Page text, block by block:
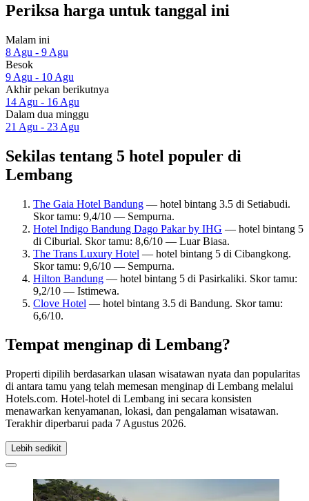
Periksa harga untuk tanggal ini
Malam ini
8 Agu - 9 Agu
Besok
9 Agu - 10 Agu
Akhir pekan berikutnya
14 Agu - 16 Agu
Dalam dua minggu
21 Agu - 23 Agu
Sekilas tentang 5 hotel populer di
Lembang
The Gaia Hotel Bandung — hotel bintang 3.5 di Setiabudi.
Skor tamu: 9,4/10 — Sempurna.
Hotel Indigo Bandung Dago Pakar by IHG — hotel bintang 5
di Ciburial. Skor tamu: 8,6/10 — Luar Biasa.
The Trans Luxury Hotel — hotel bintang 5 di Cibangkong.
Skor tamu: 9,6/10 — Sempurna.
Hilton Bandung — hotel bintang 5 di Pasirkaliki. Skor tamu:
9,2/10 — Istimewa.
Clove Hotel — hotel bintang 3.5 di Bandung. Skor tamu:
6,6/10.
Tempat menginap di Lembang?
Properti dipilih berdasarkan ulasan wisatawan nyata dan popularitas
di antara tamu yang telah memesan menginap di Lembang melalui
Hotels.com. Hotel-hotel di Lembang ini secara konsisten
menawarkan kenyamanan, lokasi, dan pengalaman wisatawan.
Terakhir diperbarui pada 7 Agustus 2026.
Lebih sedikit